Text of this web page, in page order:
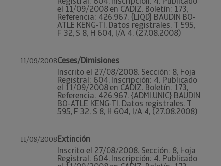
el 11/09/2008 en CADIZ. Boletín: 173,
Referencia: 426.967. {LIQD} BAUDIN BO-
ATLE KENG-TI. Datos registrales. T 595,
F 32, S 8, H 604, I/A 4, (27.08.2008)
11/09/2008Ceses/Dimisiones
Inscrito el 27/08/2008. Sección: 8, Hoja
Registral: 604, Inscripción: 4. Publicado
el 11/09/2008 en CADIZ. Boletín: 173,
Referencia: 426.967. {ADMI.UNIC} BAUDIN
BO-ATLE KENG-TI. Datos registrales. T
595, F 32, S 8, H 604, I/A 4, (27.08.2008)
11/09/2008Extinción
Inscrito el 27/08/2008. Sección: 8, Hoja
Registral: 604, Inscripción: 4. Publicado